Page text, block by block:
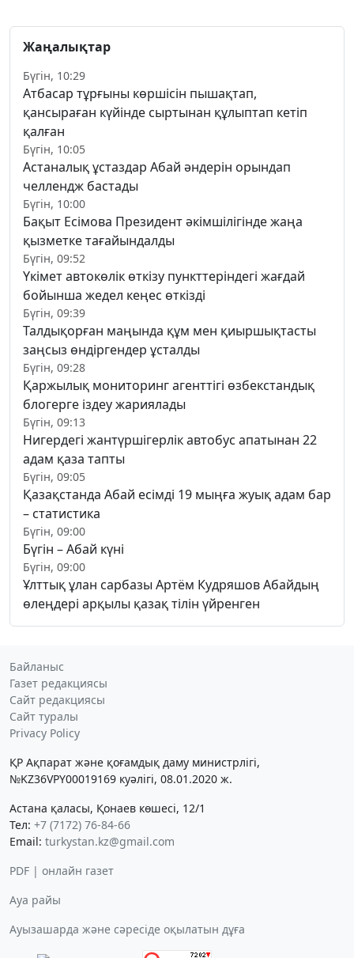
Жаңалықтар
Бүгін, 10:29
Атбасар тұрғыны көршісін пышақтап,
қансыраған күйінде сыртынан құлыптап кетіп
қалған
Бүгін, 10:05
Астаналық ұстаздар Абай әндерін орындап
челлендж бастады
Бүгін, 10:00
Бақыт Есімова Президент әкімшілігінде жаңа
қызметке тағайындалды
Бүгін, 09:52
Үкімет автокөлік өткізу пункттеріндегі жағдай
бойынша жедел кеңес өткізді
Бүгін, 09:39
Талдықорған маңында құм мен қиыршықтасты
заңсыз өндіргендер ұсталды
Бүгін, 09:28
Қаржылық мониторинг агенттігі өзбекстандық
блогерге іздеу жариялады
Бүгін, 09:13
Нигердегі жантүршігерлік автобус апатынан 22
адам қаза тапты
Бүгін, 09:05
Қазақстанда Абай есімді 19 мыңға жуық адам бар
– статистика
Бүгін, 09:00
Бүгін – Абай күні
Бүгін, 09:00
Ұлттық ұлан сарбазы Артём Кудряшов Абайдың
өлеңдері арқылы қазақ тілін үйренген
Байланыс
Газет редакциясы
Сайт редакциясы
Сайт туралы
Privacy Policy
ҚР Ақпарат және қоғамдық даму министрлігі,
№KZ36VPY00019169 куәлігі, 08.01.2020 ж.
Астана қаласы, Қонаев көшесі, 12/1
Тел: +7 (7172) 76-84-66
Email: turkystan.kz@gmail.com
PDF | онлайн газет
Ауа райы
Ауызашарда және сәресіде оқылатын дұға